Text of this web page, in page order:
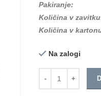
Pakiranje:
Količina v zavitku
Količina v
Na zalogi